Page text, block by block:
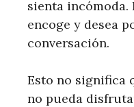
sienta incómoda.
encoge y desea
conversación.
Esto no significa
no pueda